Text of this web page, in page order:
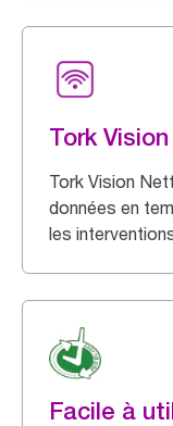
Tork
Tork Vision
données en
les
Facile à